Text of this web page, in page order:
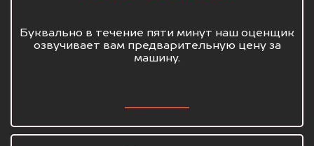
Буквально в течение пяти минут наш оценщик
озвучивает вам предварительную цену за
машину.